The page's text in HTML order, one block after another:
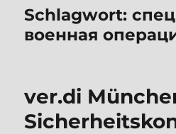
Schlagwort:
военная
ver.di